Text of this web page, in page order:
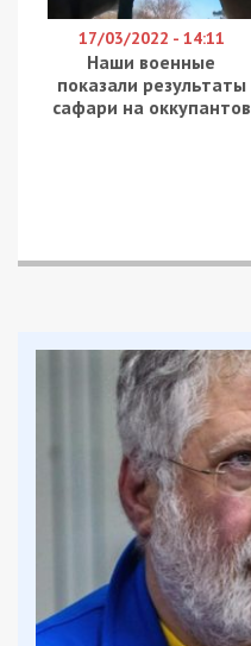
17/03/2022 - 14:11
Наши военные
показали результаты
сафари на оккупантов